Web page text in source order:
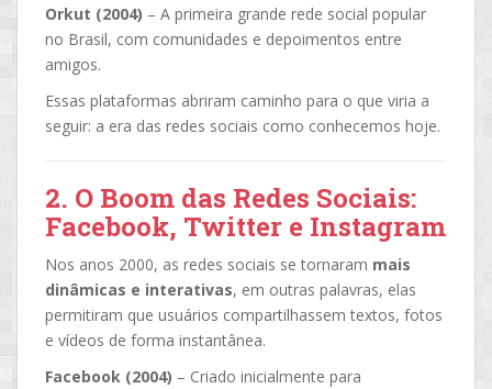
Orkut (2004) – A primeira grande rede social popular
no Brasil, com comunidades e depoimentos entre
amigos.
Essas plataformas abriram caminho para o que viria a
seguir: a era das redes sociais como conhecemos hoje.
2. O Boom das Redes Sociais:
Facebook, Twitter e Instagram
Nos anos 2000, as redes sociais se tornaram mais
dinâmicas e interativas, em outras palavras, elas
permitiram que usuários compartilhassem textos, fotos
e vídeos de forma instantânea.
Facebook (2004) – Criado inicialmente para